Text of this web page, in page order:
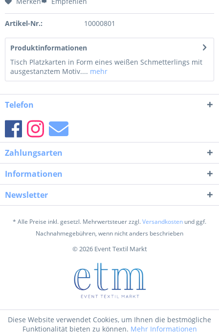
Artikel-Nr.: 10000801
Produktinformationen
Tisch Platzkarten in Form eines weißen Schmetterlings mit
ausgestanztem Motiv.... mehr
Telefon
Zahlungsarten
Informationen
Newsletter
* Alle Preise inkl. gesetzl. Mehrwertsteuer zzgl.Versandkosten und ggf.
Nachnahmegebühren, wenn nicht anders beschrieben
© 2026 Event Textil Markt
Diese Website verwendet Cookies, um Ihnen die bestmögliche
Funktionalität bieten zu können. Mehr Informationen